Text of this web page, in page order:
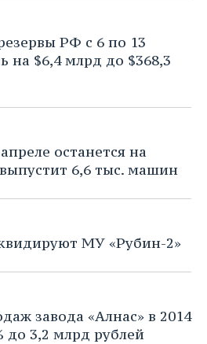
РФ с 6 по 13
на $6,4 млрд до $368,3
останется на
6,6 тыс. машин
МУ «Рубин-2»
завода «Алнас» в 2014
до 3,2 млрд рублей